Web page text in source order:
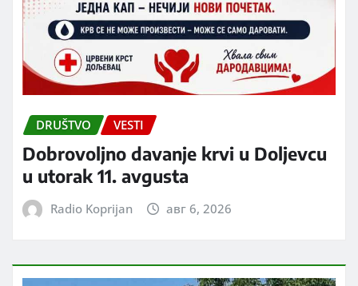
DRUŠTVO VESTI
Dobrovoljno davanje krvi u Doljevcu
u utorak 11. avgusta
Radio Koprijan авг 6, 2026